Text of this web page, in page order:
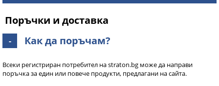
Поръчки и доставка
- Как да поръчам?
Всеки регистриран потребител на straton.bg може да направи
поръчка за един или повече продукти, предлагани на сайта.